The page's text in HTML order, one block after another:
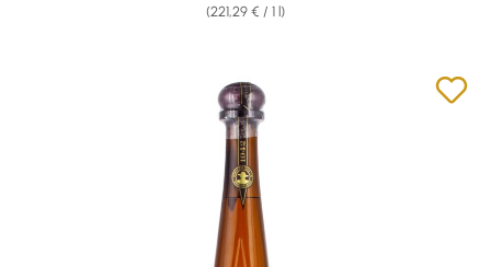
(221,29 € / 1 l)